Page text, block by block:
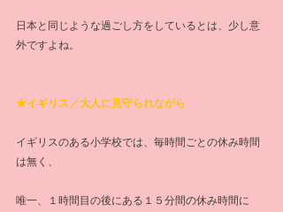
日本と同じような過ごし方をしているとは、少し意
外ですよね。
★イギリス／大人に見守られながら
イギリスのある小学校では、毎時間ごとの休み時間
は無く、
唯一、１時間目の後にある１５分間の休み時間に